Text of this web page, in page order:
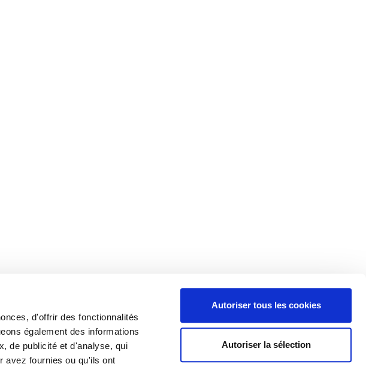
d'offrir des fonctionnalités
également des informations
de publicité et d'analyse, qui
avez fournies ou qu'ils ont
Autoriser tous les cookies
Autoriser la sélection